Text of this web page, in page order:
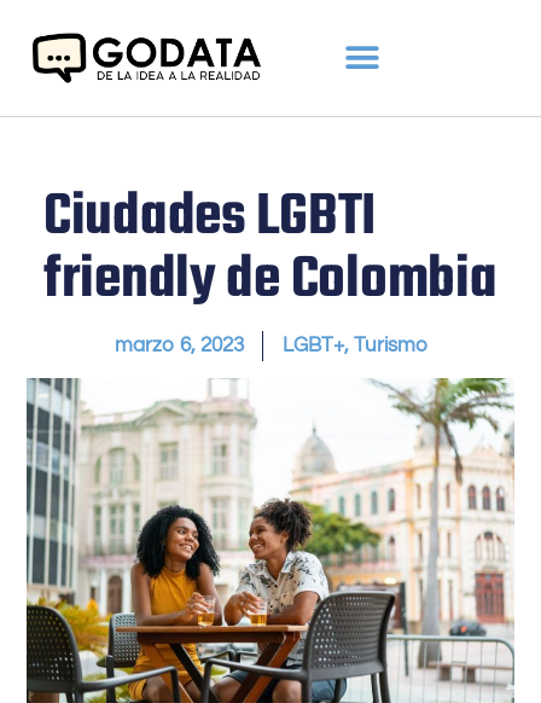
Ciudades LGBTI
friendly de Colombia
marzo 6, 2023 LGBT+, Turismo